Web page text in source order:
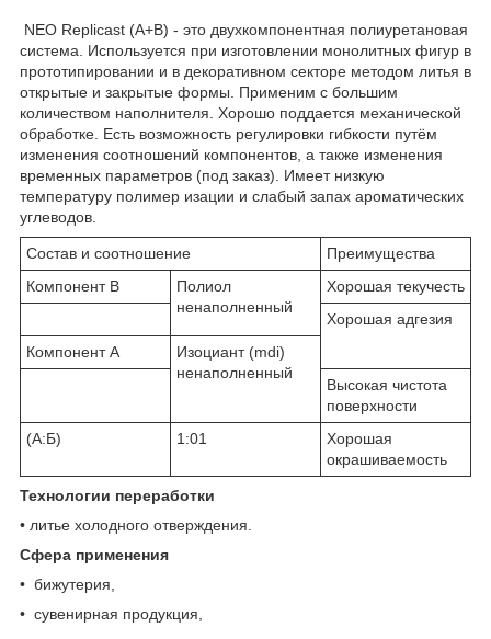
NEO Replicast (А+В) - это двухкомпонентная полиуретановая
система. Используется при изготовлении монолитных фигур в
прототипировании и в декоративном секторе методом литья в
открытые и закрытые формы. Применим с большим
количеством наполнителя. Хорошо поддается механической
обработке. Есть возможность регулировки гибкости путём
изменения соотношений компонентов, а также изменения
временных параметров (под заказ). Имеет низкую
температуру полимер изации и слабый запах ароматических
углеводов.
Состав и соотношение
Преимущества
Компонент В
Полиол
ненаполненный
Хорошая текучесть
Хорошая адгезия
Компонент А
Изоциант (mdi)
ненаполненный
Высокая чистота
поверхности
(А:Б)
1:01
Хорошая
окрашиваемость
Технологии переработки
• литье холодного отверждения.
Сфера применения
• бижутерия,
• сувенирная продукция,